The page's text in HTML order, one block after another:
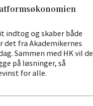
og skaber både
det fra Akademikernes
Sammen med HK vil de
på løsninger, så
for alle.